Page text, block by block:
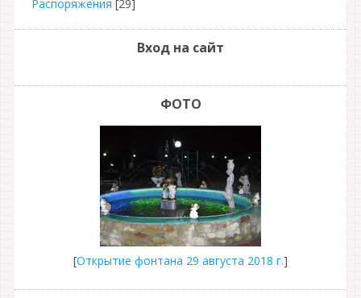
Распоряжения [29]
Вход на сайт
ФОТО
[Открытие фонтана 29 августа 2018 г.]